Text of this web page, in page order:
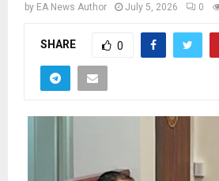
by EA News Author July 5, 2026 0
SHARE 0